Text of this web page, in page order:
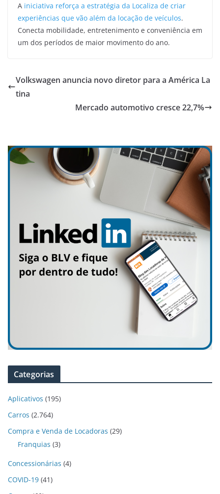
A iniciativa reforça a estratégia da Localiza de criar
experiências que vão além da locação de veículos.
Conecta mobilidade, entretenimento e conveniência em
um dos períodos de maior movimento do ano.
Volkswagen anuncia novo diretor para a América La
tina
Mercado automotivo cresce 22,7%
Categorias
Aplicativos (195)
Carros (2.764)
Compra e Venda de Locadoras (29)
Franquias (3)
Concessionárias (4)
COVID-19 (41)